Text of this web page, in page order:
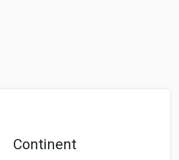
Continent